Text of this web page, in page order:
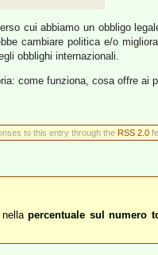
cui abbiamo un obbligo
cambiare politica e/o
obblighi internazionali.
come funziona, cosa offre ai
to this entry through the RSS 2.0
nellapercentuale sul numero